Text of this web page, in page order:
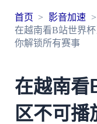
首页
影音加速
在越南看B站世界
你解锁所有赛事
在越南看
区不可